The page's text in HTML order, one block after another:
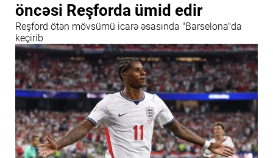
öncəsi Reşforda ümid edir
Reşford ötən mövsümü icarə əsasında "Barselona"da
keçirib